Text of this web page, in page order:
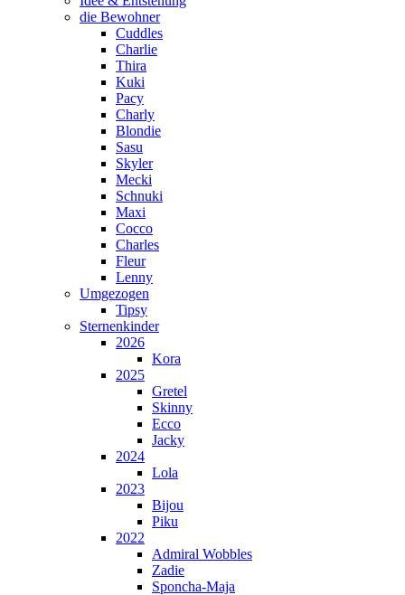
die Bewohner
Cuddles
Charlie
Thira
Kuki
Pacy
Charly
Blondie
Sasu
Skyler
Mecki
Schnuki
Maxi
Cocco
Charles
Fleur
Lenny
Umgezogen
Tipsy
Sternenkinder
2026
Kora
2025
Gretel
Skinny
Ecco
Jacky
2024
Lola
2023
Bijou
Piku
2022
Admiral Wobbles
Zadie
Sponcha-Maja